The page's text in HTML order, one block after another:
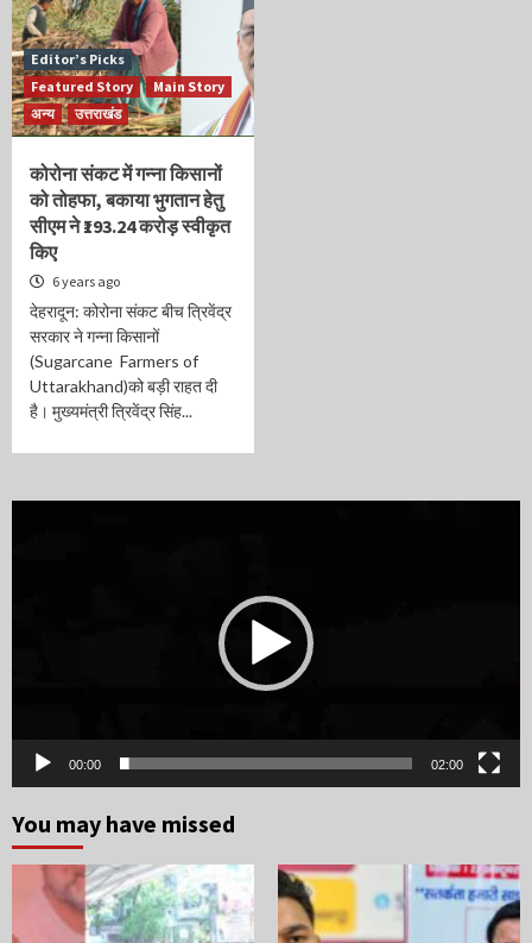
Editor’s Picks
Featured Story
Main Story
अन्य
उत्तराखंड
कोरोना संकट में गन्ना किसानों
को तोहफा, बकाया भुगतान हेतु
सीएम ने ₹193.24 करोड़ स्वीकृत
किए
6 years ago
देहरादून: कोरोना संकट बीच त्रिवेंद्र
सरकार ने गन्ना किसानों
(Sugarcane Farmers of
Uttarakhand)को बड़ी राहत दी
है। मुख्यमंत्री त्रिवेंद्र सिंह...
00:00 02:00
You may have missed